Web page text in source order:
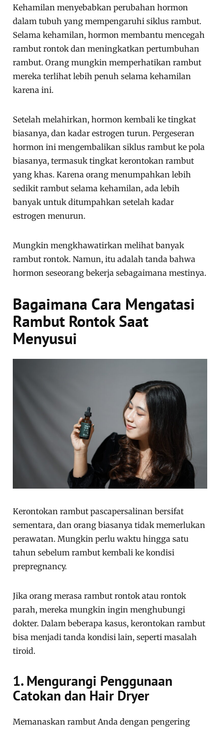
Kehamilan menyebabkan perubahan hormon
dalam tubuh yang mempengaruhi siklus rambut.
Selama kehamilan, hormon membantu mencegah
rambut rontok dan meningkatkan pertumbuhan
rambut. Orang mungkin memperhatikan rambut
mereka terlihat lebih penuh selama kehamilan
karena ini.
Setelah melahirkan, hormon kembali ke tingkat
biasanya, dan kadar estrogen turun. Pergeseran
hormon ini mengembalikan siklus rambut ke pola
biasanya, termasuk tingkat kerontokan rambut
yang khas. Karena orang menumpahkan lebih
sedikit rambut selama kehamilan, ada lebih
banyak untuk ditumpahkan setelah kadar
estrogen menurun.
Mungkin mengkhawatirkan melihat banyak
rambut rontok. Namun, itu adalah tanda bahwa
hormon seseorang bekerja sebagaimana mestinya.
Bagaimana Cara Mengatasi
Rambut Rontok Saat
Menyusui
Kerontokan rambut pascapersalinan bersifat
sementara, dan orang biasanya tidak memerlukan
perawatan. Mungkin perlu waktu hingga satu
tahun sebelum rambut kembali ke kondisi
prepregnancy.
Jika orang merasa rambut rontok atau rontok
parah, mereka mungkin ingin menghubungi
dokter. Dalam beberapa kasus, kerontokan rambut
bisa menjadi tanda kondisi lain, seperti masalah
tiroid.
1. Mengurangi Penggunaan
Catokan dan Hair Dryer
Memanaskan rambut Anda dengan pengering